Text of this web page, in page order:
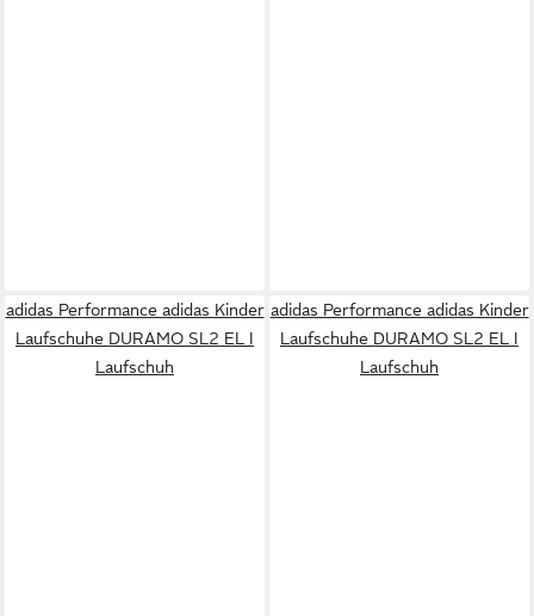
adidas Performance adidas Kinder
Laufschuhe DURAMO SL2 EL I
Laufschuh
adidas Performance adidas Kinder
Laufschuhe DURAMO SL2 EL I
Laufschuh